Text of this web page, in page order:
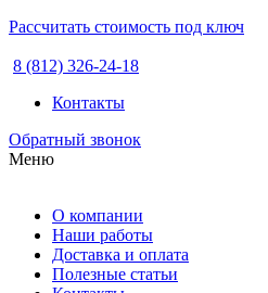
Рассчитать стоимость под ключ
8 (812) 326-24-18
Контакты
Обратный звонок
Меню
О компании
Наши работы
Доставка и оплата
Полезные статьи